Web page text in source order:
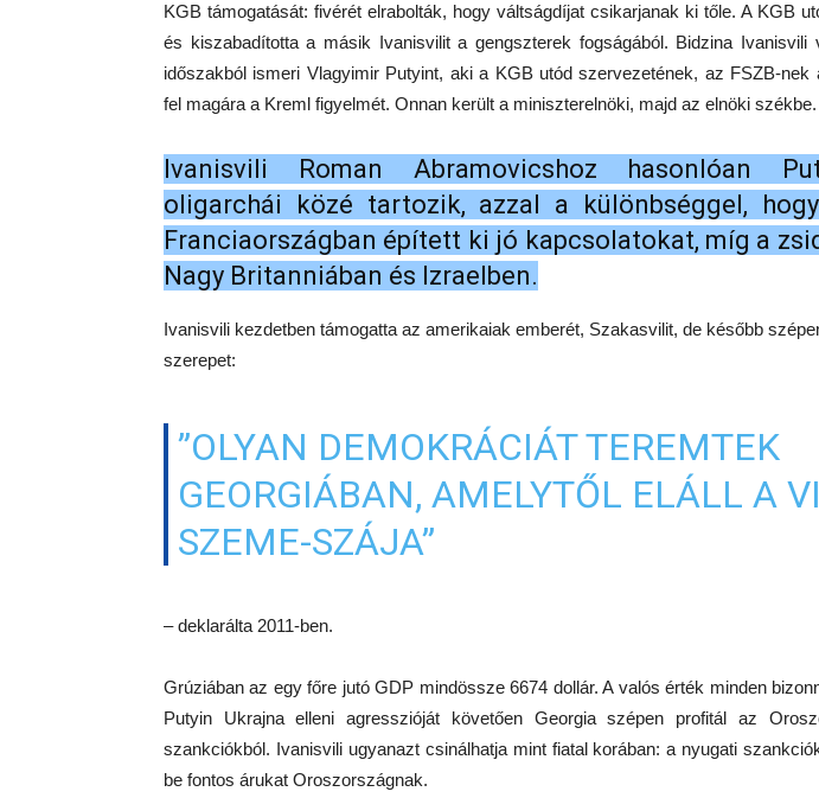
KGB támogatását: fivérét elrabolták, hogy váltságdíjat csikarjanak ki tőle. A KGB
és kiszabadította a másik Ivanisvilit a gengszterek fogságából. Bidzina Ivanisvili
időszakból ismeri Vlagyimir Putyint, aki a KGB utód szervezetének, az FSZB-nek
fel magára a Kreml figyelmét. Onnan került a miniszterelnöki, majd az elnöki székbe.
Ivanisvili Roman Abramovicshoz hasonlóan
oligarchái közé tartozik, azzal a különbséggel,
Franciaországban épített ki jó kapcsolatokat, míg a
Nagy Britanniában és Izraelben.
Ivanisvili kezdetben támogatta az amerikaiak emberét, Szakasvilit, de később
szerepet:
”OLYAN DEMOKRÁCIÁT TEREMTEK
GEORGIÁBAN, AMELYTŐL ELÁLL A
SZEME-SZÁJA”
– deklarálta 2011-ben.
Grúziában az egy főre jutó GDP mindössze 6674 dollár. A valós érték minden
Putyin Ukrajna elleni agresszióját követően Georgia szépen profitál az
szankciókból. Ivanisvili ugyanazt csinálhatja mint fiatal korában: a nyugati
be fontos árukat Oroszországnak.